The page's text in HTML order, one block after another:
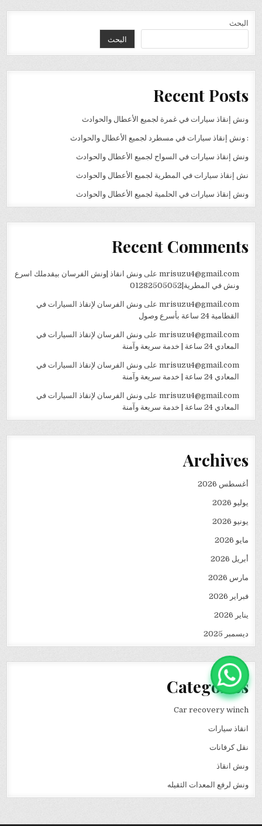
البحث
البحث
Recent Posts
ونش إنقاذ سيارات في غمرة لجميع الأعطال والحوادث
: ونش إنقاذ سيارات في مسطرد لجميع الأعطال والحوادث
ونش إنقاذ سيارات في السواح لجميع الأعطال والحوادث
نش إنقاذ سيارات في المطرية لجميع الأعطال والحوادث
ونش إنقاذ سيارات في الحلمية لجميع الأعطال والحوادث
Recent Comments
mrisuzu4@gmail.comعلى ونش انقاذ |ونش الفرسان بيقدملك اسرع
ونش في المطرية|01282505052
mrisuzu4@gmail.comعلى ونش الفرسان لإنقاذ السيارات في
القطامية 24 ساعة بأسرع وصول
mrisuzu4@gmail.comعلى ونش الفرسان لإنقاذ السيارات في
المعادي 24 ساعة | خدمة سريعة وآمنة
mrisuzu4@gmail.comعلى ونش الفرسان لإنقاذ السيارات في
المعادي 24 ساعة | خدمة سريعة وآمنة
mrisuzu4@gmail.comعلى ونش الفرسان لإنقاذ السيارات في
المعادي 24 ساعة | خدمة سريعة وآمنة
Archives
أغسطس 2026
يوليو 2026
يونيو 2026
مايو 2026
أبريل 2026
مارس 2026
فبراير 2026
يناير 2026
ديسمبر 2025
Categories
Car recovery winch
انقاذ سيارات
نقل كرفانات
ونش انقاذ
ونش لرفع المعدات الثقيله